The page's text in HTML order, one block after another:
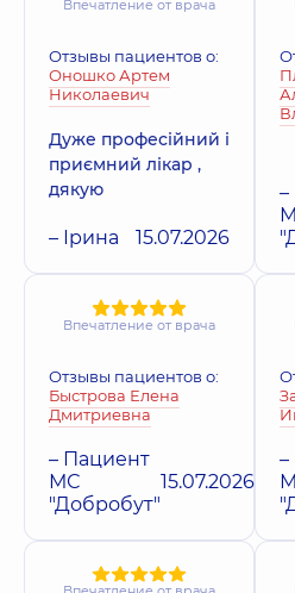
Впечатление от врача
Отзывы пациентов о:
Оношко Артем
Николаевич
Дуже професійний і
приємний лікар ,
дякую
– Ірина 15.07.2026
Впечатление от врача
Отзывы пациентов о:
Быстрова Елена
Дмитриевна
– Пациент
МС
"Добробут"
15.07.2026